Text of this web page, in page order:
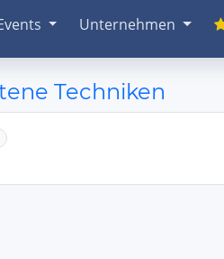
Unternehmen
Techniken